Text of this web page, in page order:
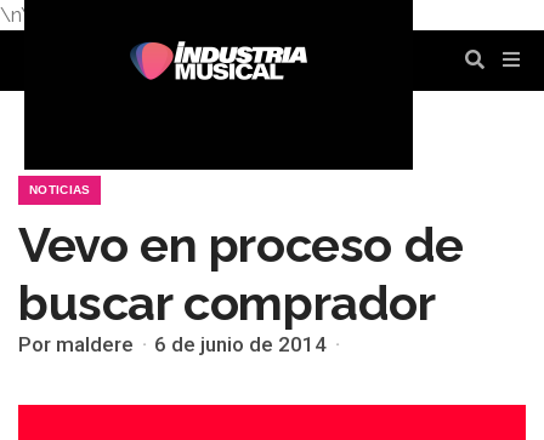
\n\n
NOTICIAS
Vevo en proceso de
buscar comprador
Por maldere 6 de junio de 2014